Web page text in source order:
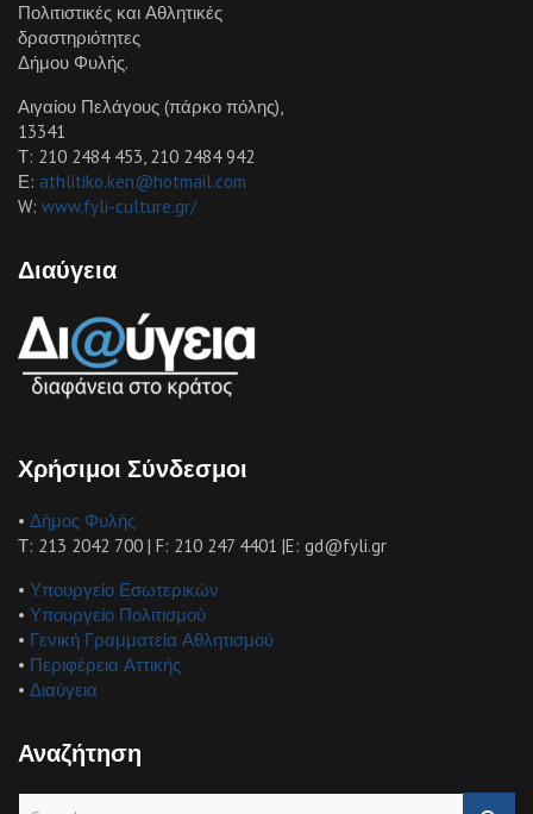
Πολιτιστικές και Αθλητικές
δραστηριότητες
Δήμου Φυλής.
Αιγαίου Πελάγους (πάρκο πόλης),
13341
Τ: 210 2484 453, 210 2484 942
Ε: athlitiko.ken@hotmail.com
W: www.fyli-culture.gr/
Διαύγεια
Χρήσιμοι Σύνδεσμοι
• Δήμος Φυλής
Τ: 213 2042 700 | F: 210 247 4401 |E: gd@fyli.gr
• Υπουργείο Εσωτερικών
• Υπουργείο Πολιτισμού
• Γενική Γραμματεία Αθλητισμού
• Περιφέρεια Αττικής
• Διαύγεια
Αναζήτηση